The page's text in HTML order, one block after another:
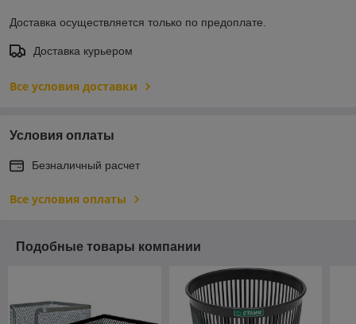
Доставка осуществляется только по предоплате.
Доставка курьером
Все условия доставки
Условия оплаты
Безналичный расчет
Все условия оплаты
Подобные товары компании